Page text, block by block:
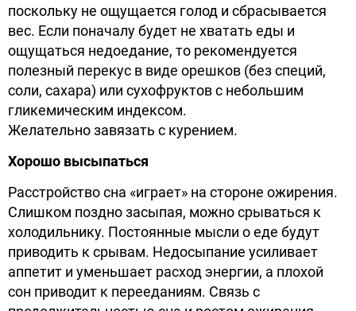
поскольку не ощущается голод и сбрасывается
вес. Если поначалу будет не хватать еды и
ощущаться недоедание, то рекомендуется
полезный перекус в виде орешков (без специй,
соли, сахара) или сухофруктов с небольшим
гликемическим индексом.
Желательно завязать с курением.
Хорошо высыпаться
Расстройство сна «играет» на стороне ожирения.
Слишком поздно засыпая, можно срываться к
холодильнику. Постоянные мысли о еде будут
приводить к срывам. Недосыпание усиливает
аппетит и уменьшает расход энергии, а плохой
сон приводит к перееданиям. Связь с